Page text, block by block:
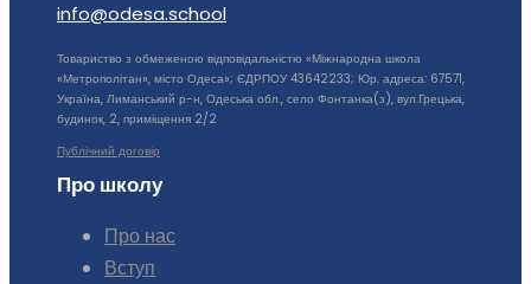
info@odesa.school
Товариство з обмеженою відповідальністю «Міжнародна школа
«Метрополітан», місто Одеса»; ЄДРПОУ 43642233; Юр. адреса: 67571,
Україна, Лиманський р-н, Одеська обл., село Фонтанка(з), вул.Грецька,
будинок, 2, приміщення 2/2
Публічний договір
Про школу
Про нас
Вступ